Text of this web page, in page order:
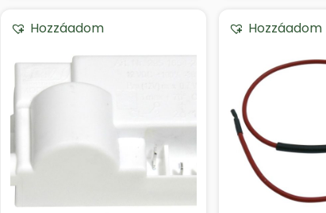
Hozzáadom Hozzáadom